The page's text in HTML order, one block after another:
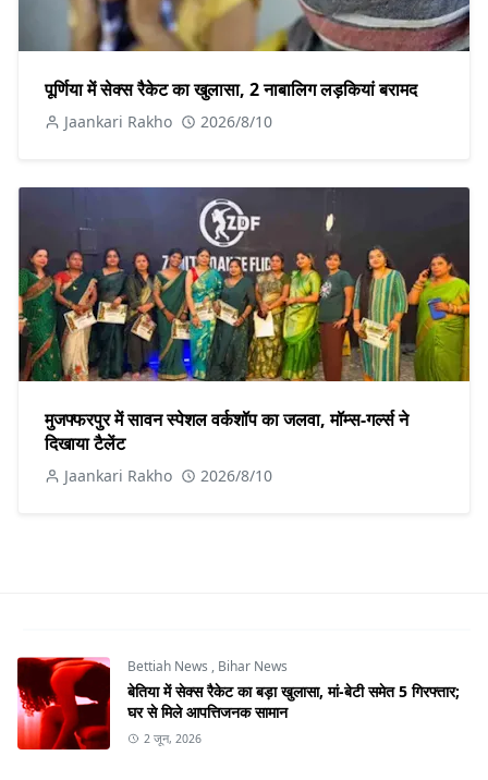
पूर्णिया में सेक्स रैकेट का खुलासा, 2 नाबालिग लड़कियां बरामद
Jaankari Rakho 2026/8/10
मुजफ्फरपुर में सावन स्पेशल वर्कशॉप का जलवा, मॉम्स-गर्ल्स ने
दिखाया टैलेंट
Jaankari Rakho 2026/8/10
Bettiah News , Bihar News
बेतिया में सेक्स रैकेट का बड़ा खुलासा, मां-बेटी समेत 5 गिरफ्तार;
घर से मिले आपत्तिजनक सामान
2 जून, 2026